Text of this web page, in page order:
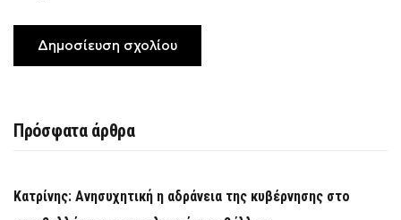
Πρόσφατα άρθρα
Κατρίνης: Ανησυχητική η αδράνεια της κυβέρνησης στο